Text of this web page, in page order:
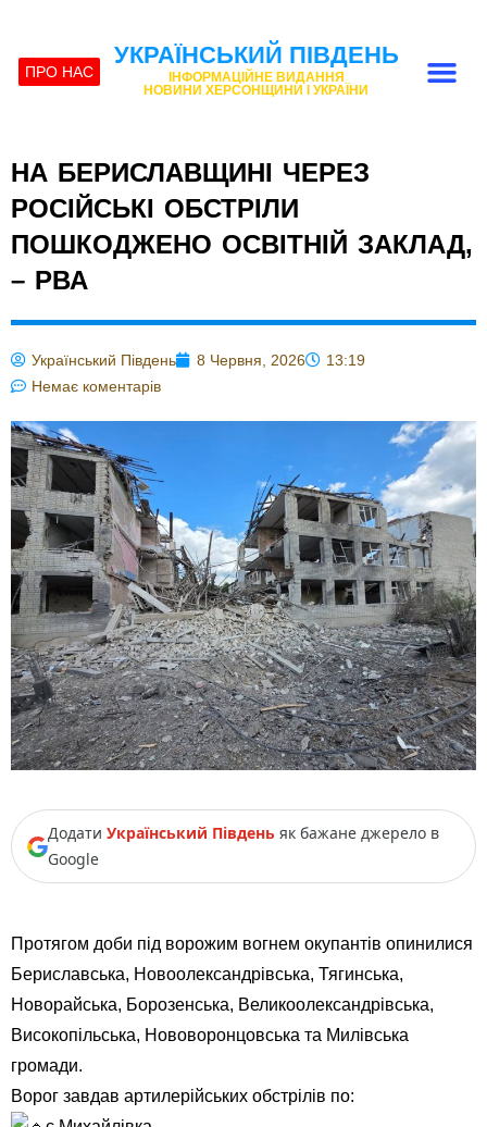
ПРО НАС
УКРАЇНСЬКИЙ ПІВДЕНЬ
ІНФОРМАЦІЙНЕ ВИДАННЯ
НОВИНИ ХЕРСОНЩИНИ І УКРАЇНИ
НА БЕРИСЛАВЩИНІ ЧЕРЕЗ
РОСІЙСЬКІ ОБСТРІЛИ
ПОШКОДЖЕНО ОСВІТНІЙ ЗАКЛАД,
– РВА
Український Південь 8 Червня, 2026
13:19
Немає коментарів
Додати Український Південь як бажане джерело в
Google
Протягом доби під ворожим вогнем окупантів опинилися
Бериславська, Новоолександрівська, Тягинська,
Новорайська, Борозенська, Великоолександрівська,
Високопільська, Нововоронцовська та Милівська
громади.
Ворог завдав артилерійських обстрілів по: